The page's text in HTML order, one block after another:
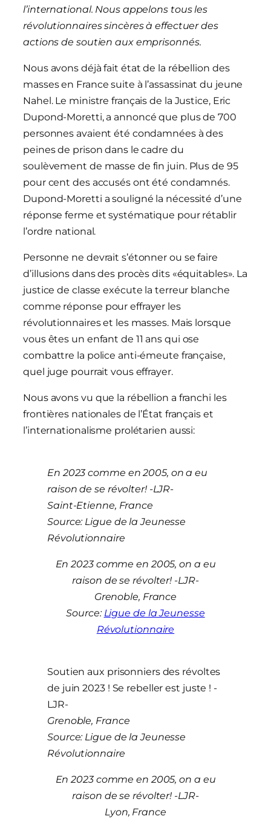
l’international. Nous appelons tous les
révolutionnaires sincères à effectuer des
actions de soutien aux emprisonnés.
Nous avons déjà fait état de la rébellion des
masses en France suite à l’assassinat du jeune
Nahel. Le ministre français de la Justice, Eric
Dupond-Moretti, a annoncé que plus de 700
personnes avaient été condamnées à des
peines de prison dans le cadre du
soulèvement de masse de fin juin. Plus de 95
pour cent des accusés ont été condamnés.
Dupond-Moretti a souligné la nécessité d’une
réponse ferme et systématique pour rétablir
l’ordre national.
Personne ne devrait s’étonner ou se faire
d’illusions dans des procès dits «équitables». La
justice de classe exécute la terreur blanche
comme réponse pour effrayer les
révolutionnaires et les masses. Mais lorsque
vous êtes un enfant de 11 ans qui ose
combattre la police anti-émeute française,
quel juge pourrait vous effrayer.
Nous avons vu que la rébellion a franchi les
frontières nationales de l’État français et
l’internationalisme prolétarien aussi:
En 2023 comme en 2005, on a eu
raison de se révolter! -LJR-
Saint-Etienne, France
Source: Ligue de la Jeunesse
Révolutionnaire
En 2023 comme en 2005, on a eu
raison de se révolter! -LJR-
Grenoble, France
Source: Ligue de la Jeunesse
Révolutionnaire
Soutien aux prisonniers des révoltes
de juin 2023 ! Se rebeller est juste ! -
LJR-
Grenoble, France
Source: Ligue de la Jeunesse
Révolutionnaire
En 2023 comme en 2005, on a eu
raison de se révolter! -LJR-
Lyon, France